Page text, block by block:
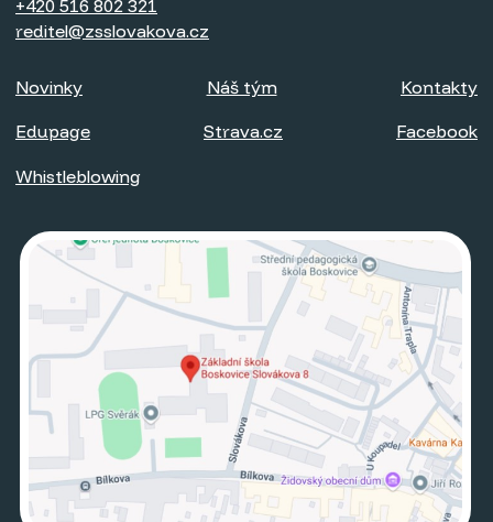
+420 516 802 321
reditel@zsslovakova.cz
Novinky Náš tým Kontakty
Edupage Strava.cz Facebook
Whistleblowing